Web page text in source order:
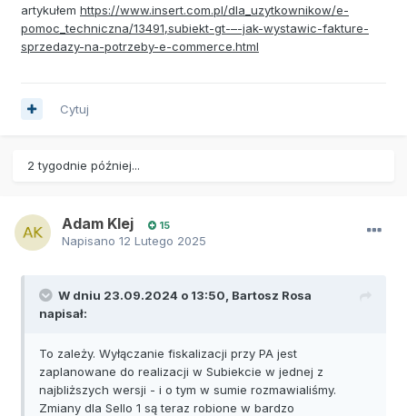
artykułem https://www.insert.com.pl/dla_uzytkownikow/e-
pomoc_techniczna/13491,subiekt-gt-–-jak-wystawic-fakture-
sprzedazy-na-potrzeby-e-commerce.html
Cytuj
2 tygodnie później...
Adam Klej 15
Napisano 12 Lutego 2025
W dniu 23.09.2024 o 13:50, Bartosz Rosa
napisał:
To zależy. Wyłączanie fiskalizacji przy PA jest
zaplanowane do realizacji w Subiekcie w jednej z
najbliższych wersji - i o tym w sumie rozmawialiśmy.
Zmiany dla Sello 1 są teraz robione w bardzo